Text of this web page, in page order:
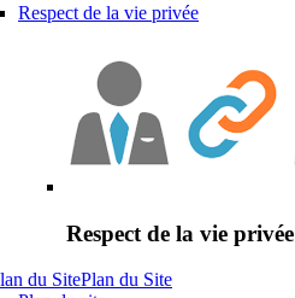
Respect de la vie privée
Respect de la vie privée
Plan du Site